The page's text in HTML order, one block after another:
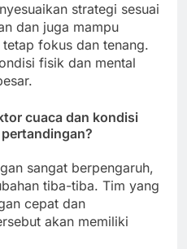
strategi sesuai
dan juga mampu
fokus dan tenang.
fisik dan mental
cuaca dan kondisi
sangat berpengaruh,
tiba-tiba. Tim yang
cepat dan
akan memiliki